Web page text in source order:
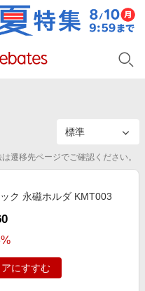
遷移先ページでご確認ください。
ク 永磁ホルダ KMT003
アにすすむ